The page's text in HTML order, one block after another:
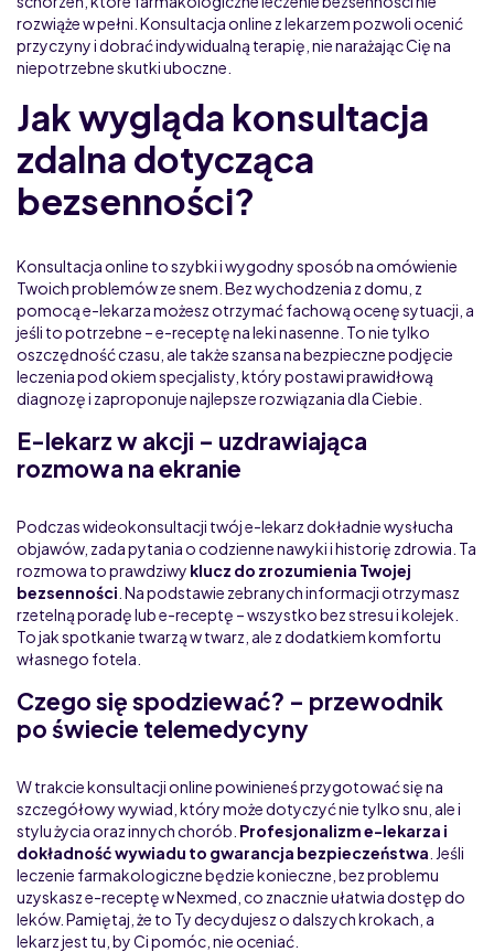
rozwiąże w pełni. Konsultacja online z lekarzem pozwoli ocenić
przyczyny i dobrać indywidualną terapię, nie narażając Cię na
niepotrzebne skutki uboczne.
Jak wygląda konsultacja
zdalna dotycząca
bezsenności?
Konsultacja online to szybki i wygodny sposób na omówienie
Twoich problemów ze snem. Bez wychodzenia z domu, z
pomocą e-lekarza możesz otrzymać fachową ocenę sytuacji, a
jeśli to potrzebne – e-receptę na leki nasenne. To nie tylko
oszczędność czasu, ale także szansa na bezpieczne podjęcie
leczenia pod okiem specjalisty, który postawi prawidłową
diagnozę i zaproponuje najlepsze rozwiązania dla Ciebie.
E-lekarz w akcji – uzdrawiająca
rozmowa na ekranie
Podczas wideokonsultacji twój e-lekarz dokładnie wysłucha
objawów, zada pytania o codzienne nawyki i historię zdrowia. Ta
rozmowa to prawdziwy klucz do zrozumienia Twojej
bezsenności . Na podstawie zebranych informacji otrzymasz
rzetelną poradę lub e-receptę – wszystko bez stresu i kolejek.
To jak spotkanie twarzą w twarz, ale z dodatkiem komfortu
własnego fotela.
Czego się spodziewać? – przewodnik
po świecie telemedycyny
W trakcie konsultacji online powinieneś przygotować się na
szczegółowy wywiad, który może dotyczyć nie tylko snu, ale i
stylu życia oraz innych chorób. Profesjonalizm e-lekarza i
dokładność wywiadu to gwarancja bezpieczeństwa . Jeśli
leczenie farmakologiczne będzie konieczne, bez problemu
uzyskasz e-receptę w Nexmed, co znacznie ułatwia dostęp do
leków. Pamiętaj, że to Ty decydujesz o dalszych krokach, a
lekarz jest tu, by Ci pomóc, nie oceniać.